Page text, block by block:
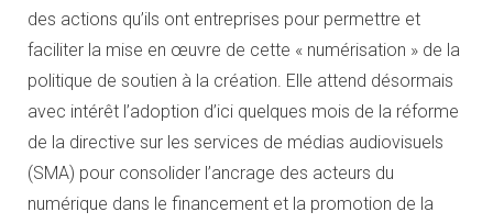
des actions qu’ils ont entreprises pour permettre et
faciliter la mise en œuvre de cette « numérisation » de la
politique de soutien à la création. Elle attend désormais
avec intérêt l’adoption d’ici quelques mois de la réforme
de la directive sur les services de médias audiovisuels
(SMA) pour consolider l’ancrage des acteurs du
numérique dans le financement et la promotion de la